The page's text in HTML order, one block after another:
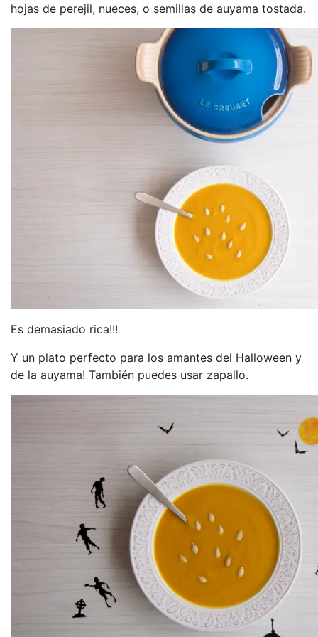
hojas de perejil, nueces, o semillas de auyama tostada.
Es demasiado rica!!!
Y un plato perfecto para los amantes del Halloween y
de la auyama! También puedes usar zapallo.